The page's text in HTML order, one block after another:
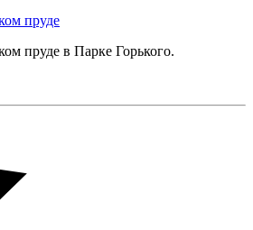
пруде
пруде в Парке Горького.